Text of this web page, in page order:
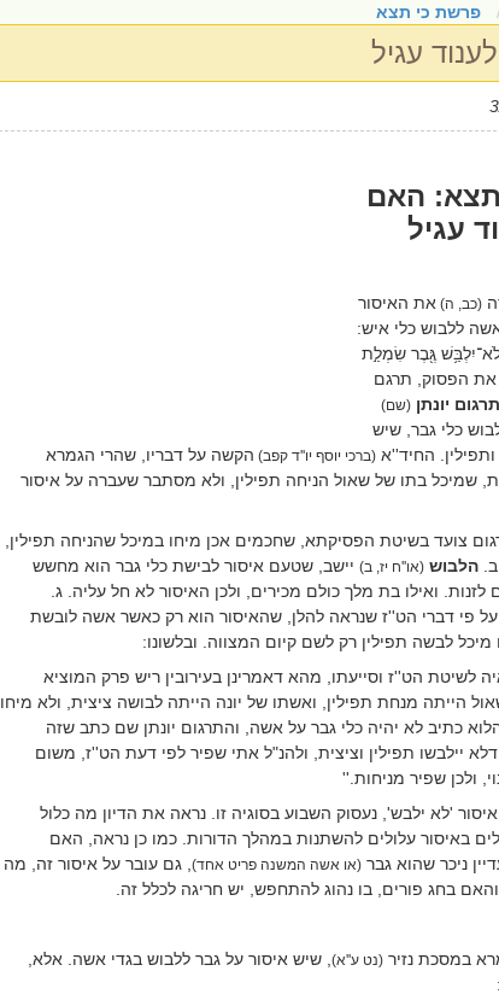
פרשת כי תצא
עגיל
האם
עגיל
(כב, ה) את האיסור
ללבוש כלי איש:
גֶּ֖בֶר שִׂמְלַ֣ת
את הפסוק, תרגם
יונתן (שם)
כלי גבר, שיש
החיד''א (ברכי יוסף יו''ד קפב) הקשה על דבריו, שהרי הגמרא
שמיכל בתו של שאול הניחה תפילין, ולא מסתבר שעברה על איסור
צועד בשיטת הפסיקתא, שחכמים אכן מיחו במיכל שהניחה תפילין,
הלבוש (או''ח יז, ב) יישב, שטעם איסור לבישת כלי גבר הוא מחשש
ואילו בת מלך כולם מכירים, ולכן האיסור לא חל עליה. ג.
על פי דברי הט''ז שנראה להלן, שהאיסור הוא רק כאשר אשה לובשת
מיכל לבשה תפילין רק לשם קיום המצווה. ובלשונו:
לשיטת הט''ז וסייעתו, מהא דאמרינן בעירובין ריש פרק המוציא
הייתה מנחת תפילין, ואשתו של יונה הייתה לבושה ציצית, ולא מיחו
כתיב לא יהיה כלי גבר על אשה, והתרגום יונתן שם כתב שזה
יילבשו תפילין וציצית, ולהנ"ל אתי שפיר לפי דעת הט''ז, משום
ולכן שפיר מניחות.''
'לא ילבש', נעסוק השבוע בסוגיה זו. נראה את הדיון מה כלול
באיסור עלולים להשתנות במהלך הדורות. כמו כן נראה, האם
ניכר שהוא גבר (או אשה המשנה פריט אחד) , גם עובר על איסור זה, מה
בחג פורים, בו נהוג להתחפש, יש חריגה לכלל זה.
במסכת נזיר (נט ע''א) , שיש איסור על גבר ללבוש בגדי אשה. אלא,